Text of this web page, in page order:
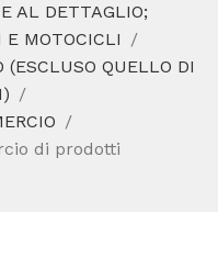
AL DETTAGLIO;
E MOTOCICLI
(ESCLUSO QUELLO DI
di prodotti